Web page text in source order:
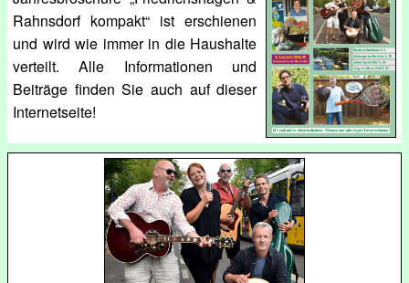
Rahnsdorf kompakt“ ist erschienen
und wird wie immer in die Haushalte
verteilt. Alle Informationen und
Beiträge finden Sie auch auf dieser
Internetseite!